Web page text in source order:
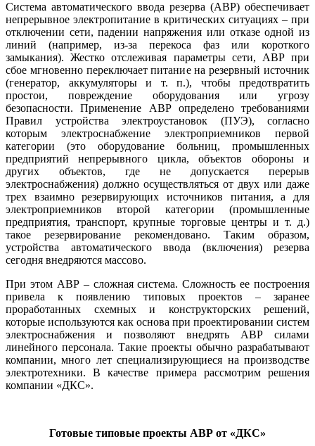
Система автоматического ввода резерва (АВР) обеспечивает
непрерывное электропитание в критических ситуациях – при
отключении се­ти, падении напряжения или отказе одной из
линий (например, из-за перекоса фаз или короткого
замыкания). Жестко отслеживая параметры се­ти, АВР при
сбое мгновенно переключает питание на резервный источник
(генератор, аккумуляторы и т. п.), чтобы предотвратить
простои, повреждение оборудования или угрозу
безопасности. Применение АВР определено требованиями
Правил устройства электроустановок (ПУЭ), согласно
которым электроснабжение электроприемников первой
категории (это оборудование больниц, промышленных
предприятий непрерывного цикла, объектов обороны и
других объектов, где не допускается перерыв
электроснабжения) должно осуществляться от двух или да­же
трех взаимно резервирующих источников питания, а для
электроприемников второй категории (промышленные
предприятия, транспорт, крупные торговые центры и т. д.)
такое резервирование рекомендовано. Таким образом,
устройства автоматического ввода (включения) резерва
сегодня внедряются массово.
При этом АВР – сложная система. Сложность ее построения
привела к появлению типовых проектов – заранее
проработанных схемных и конструкторских решений,
которые используются как основа при проектировании систем
электроснабжения и позволяют внедрять АВР силами
линейного персонала. Такие проекты обычно разрабатывают
компании, много лет специализирующиеся на производстве
электротехники. В качестве примера рассмотрим решения
компании «ДКС».
Готовые типовые проекты АВР от «ДКС»